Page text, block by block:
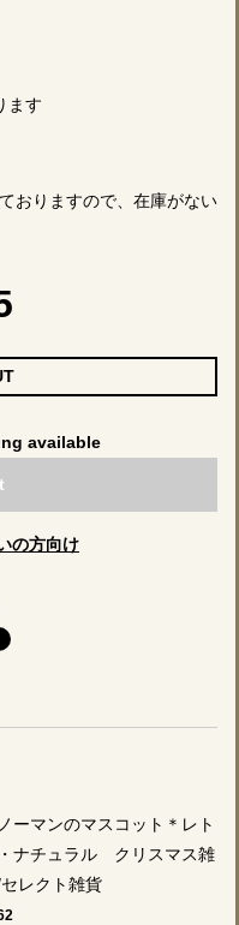
ます
おりますので、在庫がない
available
の方向け
ーマンのマスコット＊レト
ナチュラル クリスマス雑
レクト雑貨